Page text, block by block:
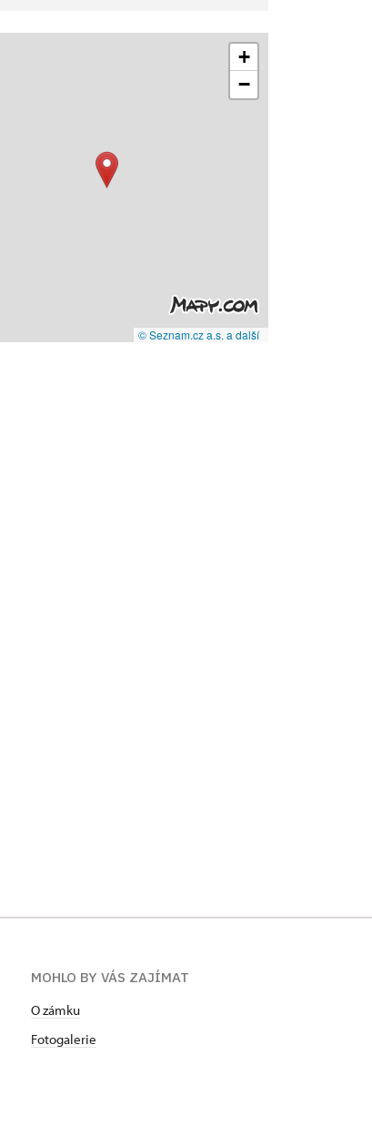
+
−
© Seznam.cz a.s. a další
MOHLO BY VÁS ZAJÍMAT
O zámku
Fotogalerie